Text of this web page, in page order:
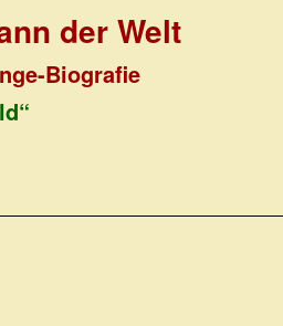
der Welt
Biografie